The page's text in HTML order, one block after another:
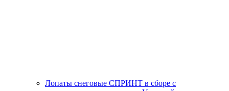
Лопаты снеговые СПРИНТ в сборе с